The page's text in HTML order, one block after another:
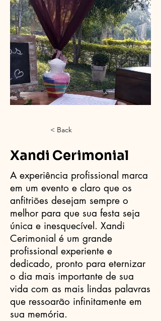
< Back
Xandi Cerimonial
A experiência profissional marca
em um evento e claro que os
anfitriões desejam sempre o
melhor para que sua festa seja
única e inesquecível. Xandi
Cerimonial é um grande
profissional experiente e
dedicado, pronto para eternizar
o dia mais importante de sua
vida com as mais lindas palavras
que ressoarão infinitamente em
sua memória.